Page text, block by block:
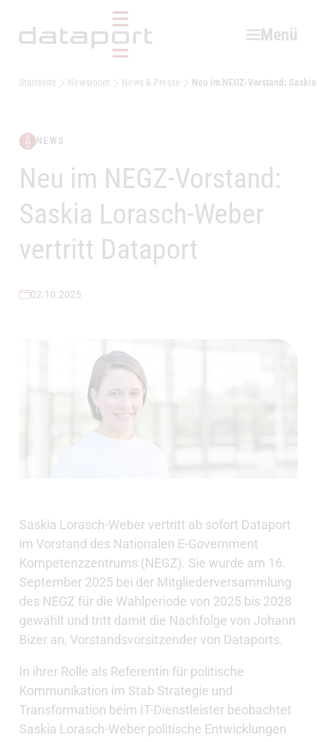
Menü
Startseite Newsroom News & Presse Neu im NEGZ-Vorstand:
NEWS
–
Neu im NEGZ-Vorstand:
Saskia Lorasch-Weber
vertritt Dataport
02.10.2025
Saskia Lorasch-Weber vertritt ab sofort Dataport
im Vorstand des Nationalen E-Government
Kompetenzzentrums (NEGZ). Sie wurde am 16.
September 2025 bei der Mitgliederversammlung
des NEGZ für die Wahlperiode von 2025 bis 2028
gewählt und tritt damit die Nachfolge von Johann
Bizer an, Vorstandsvorsitzender von Dataports.
In ihrer Rolle als Referentin für politische
Kommunikation im Stab Strategie und
Transformation beim IT-Dienstleister beobachtet
Saskia Lorasch-Weber politische Entwicklungen